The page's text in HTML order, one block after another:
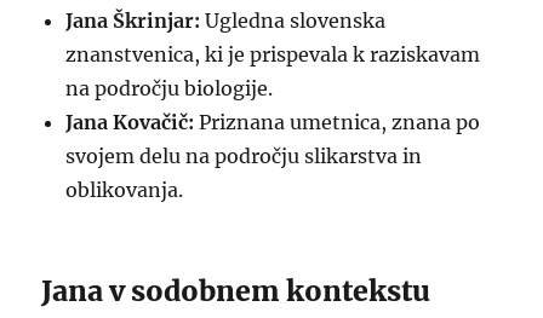
Jana Škrinjar: Ugledna slovenska
znanstvenica, ki je prispevala k raziskavam
na področju biologije.
Jana Kovačič: Priznana umetnica, znana po
svojem delu na področju slikarstva in
oblikovanja.
Jana v sodobnem kontekstu